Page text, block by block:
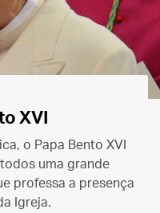
XVI
o Papa Bento XVI
uma grande
professa a presença
Igreja.